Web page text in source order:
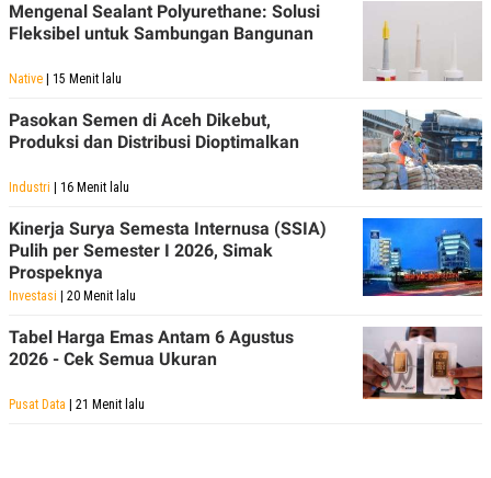
Mengenal Sealant Polyurethane: Solusi
Fleksibel untuk Sambungan Bangunan
Native | 15 Menit lalu
Pasokan Semen di Aceh Dikebut,
Produksi dan Distribusi Dioptimalkan
Industri | 16 Menit lalu
Kinerja Surya Semesta Internusa (SSIA)
Pulih per Semester I 2026, Simak
Prospeknya
Investasi | 20 Menit lalu
Tabel Harga Emas Antam 6 Agustus
2026 - Cek Semua Ukuran
Pusat Data | 21 Menit lalu